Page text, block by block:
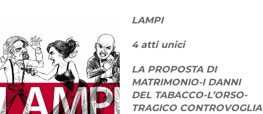
LAMPI
4 atti unici
LA PROPOSTA DI
MATRIMONIO-I DANNI
DEL TABACCO-L’ORSO-
TRAGICO CONTROVOGLIA